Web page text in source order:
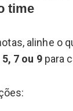
time
alinhe o
5, 7 ou 9para